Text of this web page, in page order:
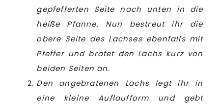
gepfefferten Seite nach unten in die
heiße Pfanne. Nun bestreut ihr die
obere Seite des Lachses ebenfalls mit
Pfeffer und bratet den Lachs kurz von
beiden Seiten an.
Den angebratenen Lachs legt ihr in
eine kleine Auflaufform und gebt